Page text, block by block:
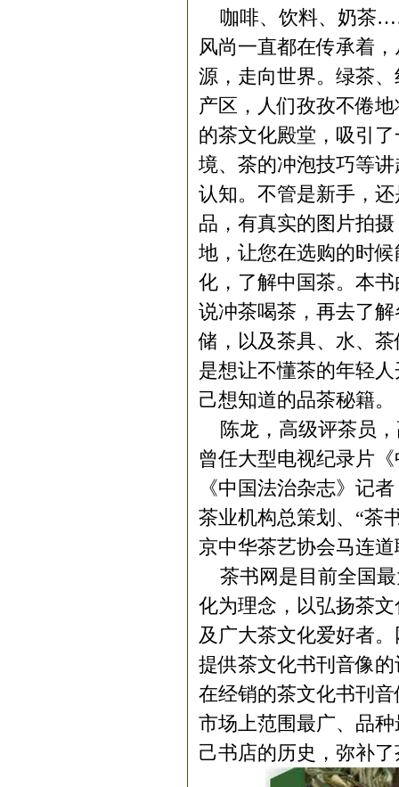
咖啡、饮料、奶茶
风尚一直都在传承着
源，走向世界。绿茶
产区，人们孜孜不倦
的茶文化殿堂，吸引
境、茶的冲泡技巧等
认知。不管是新手，
品，有真实的图片拍
地，让您在选购的时
化，了解中国茶。本
说冲茶喝茶，再去了
储，以及茶具、水、
是想让不懂茶的年轻
己想知道的品茶秘籍。
陈龙，高级评茶员
曾任大型电视纪录片
《中国法治杂志》记
茶业机构总策划、“茶
京中华茶艺协会马连
茶书网是目前全国最
化为理念，以弘扬茶
及广大茶文化爱好者
提供茶文化书刊音像
在经销的茶文化书刊
市场上范围最广、品
己书店的历史，弥补